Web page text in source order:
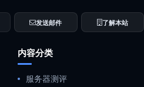
发送邮件 了解本站
内容分类
服务器测评